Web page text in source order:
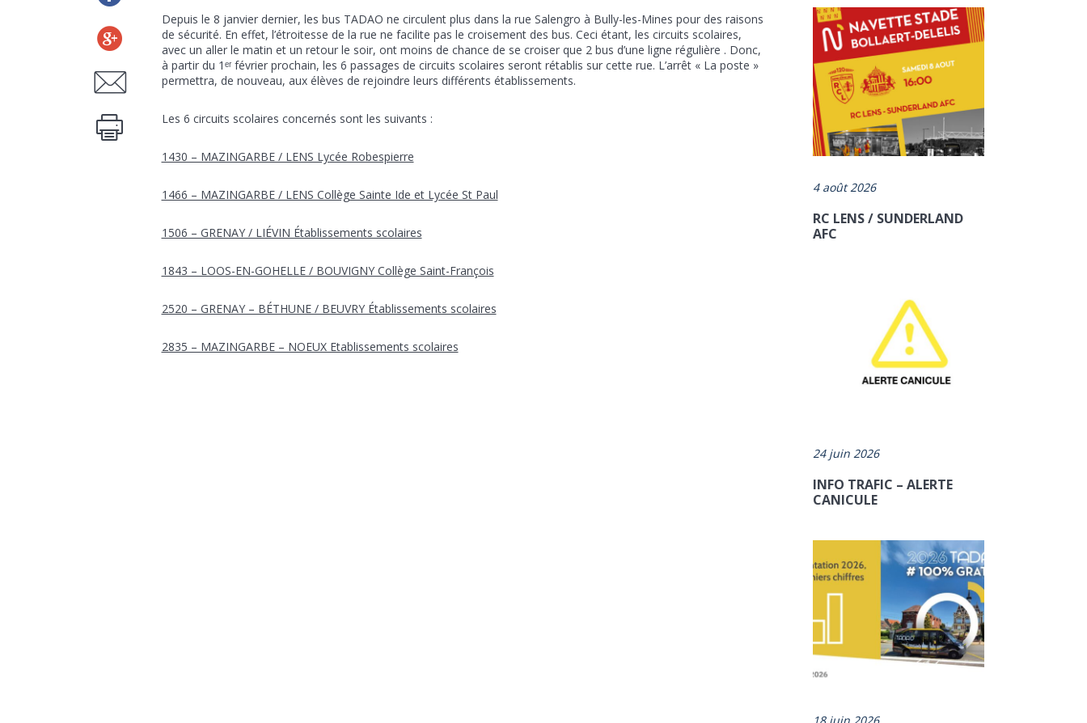
Depuis le 8 janvier dernier, les bus TADAO ne circulent plus dans la rue Salengro à Bully-les-Mines pour des raisons
de sécurité. En effet, l’étroitesse de la rue ne facilite pas le croisement des bus. Ceci étant, les circuits scolaires,
avec un aller le matin et un retour le soir, ont moins de chance de se croiser que 2 bus d’une ligne régulière . Donc,
à partir du 1ᵉʳ février prochain, les 6 passages de circuits scolaires seront rétablis sur cette rue. L’arrêt « La poste »
permettra, de nouveau, aux élèves de rejoindre leurs différents établissements.
Les 6 circuits scolaires concernés sont les suivants :
1430 – MAZINGARBE / LENS Lycée Robespierre
1466 – MAZINGARBE / LENS Collège Sainte Ide et Lycée St Paul
1506 – GRENAY / LIÉVIN Établissements scolaires
1843 – LOOS-EN-GOHELLE / BOUVIGNY Collège Saint-François
2520 – GRENAY – BÉTHUNE / BEUVRY Établissements scolaires
2835 – MAZINGARBE – NOEUX Etablissements scolaires
4 août 2026
RC LENS / SUNDERLAND
AFC
24 juin 2026
INFO TRAFIC – ALERTE
CANICULE